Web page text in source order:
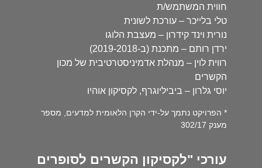
חווית המשתמש/ת
טלי בלייכר – עורכת לשונית
נורית וינד קידרון – מעצבת הלוגו
ירדן רותם – מתכנת (ב-2019-2018)
רווית לוין – מנהלת אדמיניסטרטיבית של מכון
הקשרים
יוסי גלרון – ביביליוגרף, לקסיקון אוהיו
* הפרויקט נתמך על-ידי הקרן הלאומית למדעים, מספר
מענק 302/17
עורכי "לקסיקון הקשרים לסופרים